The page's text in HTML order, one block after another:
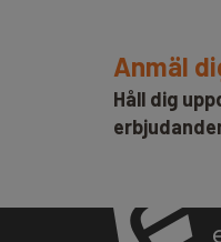
Anmäl
Håll dig